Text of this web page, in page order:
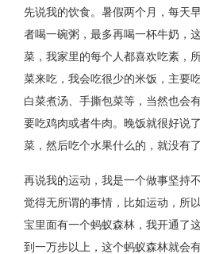
先说我的饮食。暑假两个月，每天
者喝一碗粥，最多再喝一杯牛奶，
菜，我家里的每个人都喜欢吃素，
菜来吃，我会吃很少的米饭，主要
白菜煮汤、手撕包菜等，当然也会
要吃鸡肉或者牛肉。晚饭就很好说
菜，然后吃个水果什么的，就没有了
再说我的运动，我是一个做事坚持
觉得无所谓的事情，比如运动，所
宝里面有一个蚂蚁森林，我开通了
到一万步以上，这个蚂蚁森林就会